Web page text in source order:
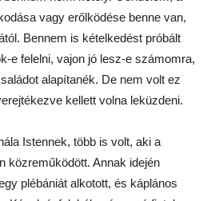
vagy erőlködése benne van,
Bennem is kételkedést próbált
e felelni, vajon jó lesz-e számomra,
alapítanék. De nem volt ez
kellett volna leküzdeni.
Istennek, több is volt, aki a
közreműködött. Annak idején
plébániát alkotott, és káplános